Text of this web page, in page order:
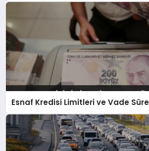
Esnaf Kredisi Limitleri ve Vade